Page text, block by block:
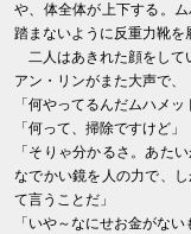
や、体全体が上下する。
踏まないように反重力靴を
二人はあきれた顔をして
アン・リンがまた大声で、
「何やってるんだムハメッ
「何って、掃除ですけど」
「そりゃ分かるさ。あた
なでかい鏡を人の力で、
て言うことだ」
「いや～なにせお金がない